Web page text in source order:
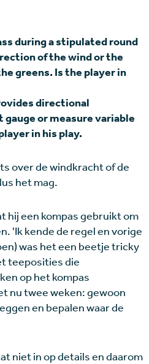
during a stipulated round
of the wind or the
greens. Is the player in
directional
or measure variable
in his play.
over de windkracht of de
het mag.
hij een kompas gebruikt om
'Ik kende de regel en vorige
was het een beetje tricky
teeposities die
op het kompas
nu twee weken: gewoon
en bepalen waar de
niet in op details en daarom